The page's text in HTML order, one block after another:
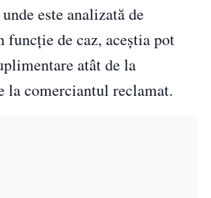
este analizată de
de caz, aceștia pot
atât de la
la comerciantul reclamat.